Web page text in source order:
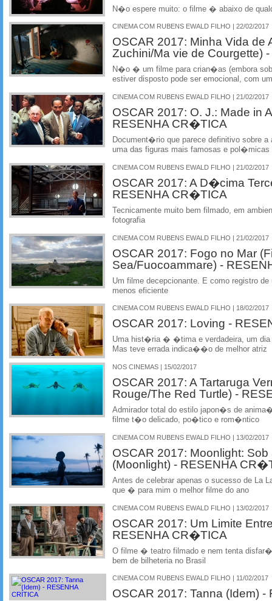
N�o espere muito: o filme � abaixo de
CINEMA COM RUBENS EWALD FILHO | 22/02/2017
OSCAR 2017: Minha Vida de
Zuchini/Ma vie de Courgette)
N�o � um filme para crian�as (embora
estiver disposto pode ser emocional, com
CINEMA COM RUBENS EWALD FILHO | 21/02/2017
OSCAR 2017: O. J.: Made in
RESENHA CR�TICA
Document�rio que parece definitivo sobre
uma das figuras mais famosas e
CINEMA COM RUBENS EWALD FILHO | 21/02/2017
OSCAR 2017: A D�cima
RESENHA CR�TICA
Tecnicamente muito bem filmado, em
fotografia
CINEMA COM RUBENS EWALD FILHO | 21/02/2017
OSCAR 2017: Fogo no Mar
Sea/Fuocoammare) -
Um filme decepcionante. E como registro
menos eficiente
CINEMA COM RUBENS EWALD FILHO | 18/02/2017
OSCAR 2017: Loving -
Uma hist�ria � �tima e verdadeira, um dia
Mas teve errada indica��o de melhor atriz
NOS CINEMAS | 15/02/2017
OSCAR 2017: A Tartaruga
Rouge/The Red Turtle) -
Admirador total do estilo japon�s de
filme t�o delicado, po�tico e rom�ntico
CINEMA COM RUBENS EWALD FILHO | 13/02/2017
OSCAR 2017: Moonlight:
(Moonlight) - RESENHA
Antes de celebrar apenas o sucesso de La
que � para mim o melhor filme do ano
CINEMA COM RUBENS EWALD FILHO | 13/02/2017
OSCAR 2017: Um Limite
RESENHA CR�TICA
O filme � teatro filmado e nem tenta
bem de bilheteria no Brasil
CINEMA COM RUBENS EWALD FILHO | 11/02/2017
OSCAR 2017: Tanna (Idem)